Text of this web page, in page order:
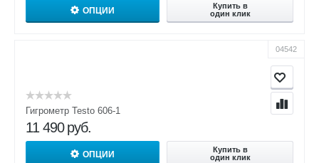
ОПЦИИ
Купить в
один клик
04542
Гигрометр Testo 606-1
11 490 руб.
ОПЦИИ
Купить в
один клик